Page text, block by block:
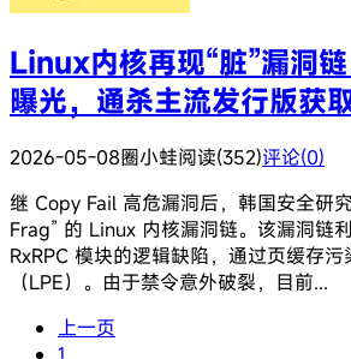
Linux内核再现“脏”漏洞
曝光，通杀主流发行版获
2026-05-08圈小蛙阅读(352)评论(0)
继 Copy Fail 高危漏洞后，韩国安全研
Frag” 的 Linux 内核漏洞链。该漏洞链
RxRPC 模块的逻辑缺陷，通过页缓存
（LPE）。由于禁令意外破裂，目前...
上一页
1